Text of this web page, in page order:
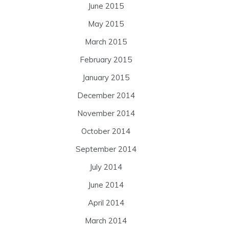
June 2015
May 2015
March 2015
February 2015
January 2015
December 2014
November 2014
October 2014
September 2014
July 2014
June 2014
April 2014
March 2014